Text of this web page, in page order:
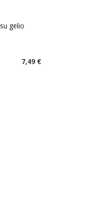
gelio
narių nuolaida
7,49 €